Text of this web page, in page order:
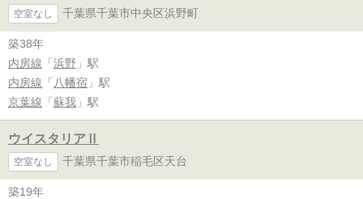
空室なし 千葉県千葉市中央区浜野町
築38年
内房線 「 浜野 」駅
内房線 「 八幡宿 」駅
京葉線 「 蘇我 」駅
ウイスタリアⅡ
空室なし 千葉県千葉市稲毛区天台
築19年